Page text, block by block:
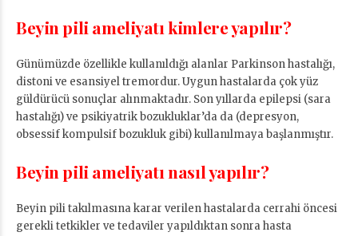
Beyin pili ameliyatı kimlere yapılır?
Günümüzde özellikle kullanıldığı alanlar Parkinson hastalığı,
distoni ve esansiyel tremordur. Uygun hastalarda çok yüz
güldürücü sonuçlar alınmaktadır. Son yıllarda epilepsi (sara
hastalığı) ve psikiyatrik bozukluklar’da da (depresyon,
obsessif kompulsif bozukluk gibi) kullanılmaya başlanmıştır.
Beyin pili ameliyatı nasıl yapılır?
Beyin pili takılmasına karar verilen hastalarda cerrahi öncesi
gerekli tetkikler ve tedaviler yapıldıktan sonra hasta